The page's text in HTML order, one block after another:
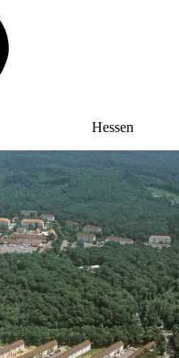
Hessen